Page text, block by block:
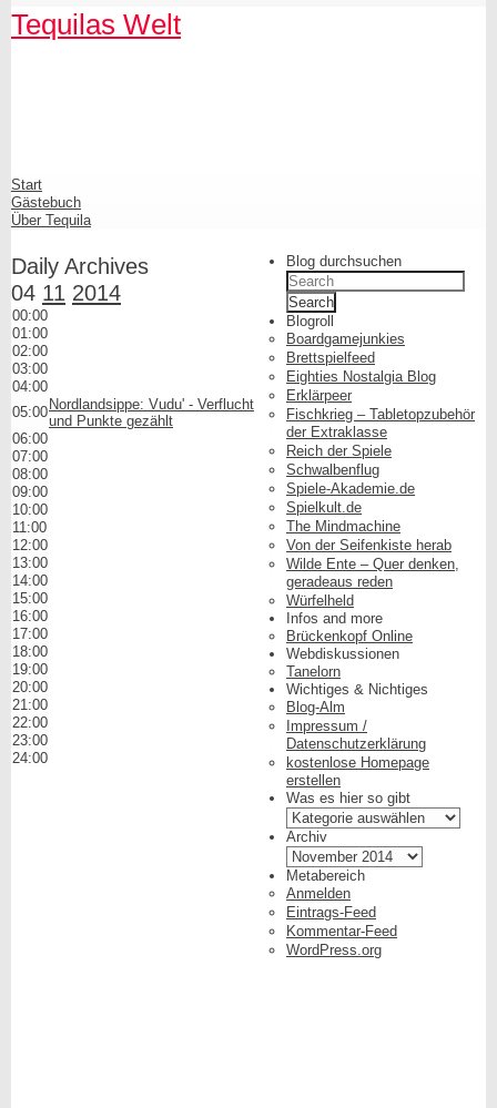
Tequilas Welt
Shrunk
Expand
Primary
Navigation
Start
Gästebuch
Über Tequila
Daily Archives
04 11 2014
00:00
01:00
02:00
03:00
04:00
05:00 Nordlandsippe: Vudu' - Verflucht
und Punkte gezählt
06:00
07:00
08:00
09:00
10:00
11:00
12:00
13:00
14:00
15:00
16:00
17:00
18:00
19:00
20:00
21:00
22:00
23:00
24:00
Blog durchsuchen
Search
for:
Blogroll
Boardgamejunkies
Brettspielfeed
Eighties Nostalgia Blog
Erklärpeer
Fischkrieg – Tabletopzubehör
der Extraklasse
Reich der Spiele
Schwalbenflug
Spiele-Akademie.de
Spielkult.de
The Mindmachine
Von der Seifenkiste herab
Wilde Ente – Quer denken,
geradeaus reden
Würfelheld
Infos and more
Brückenkopf Online
Webdiskussionen
Tanelorn
Wichtiges & Nichtiges
Blog-Alm
Impressum /
Datenschutzerklärung
kostenlose Homepage
erstellen
Was es hier so gibt
Was
es
hier
so
gibt
Archiv
Archiv
Metabereich
Anmelden
Eintrags-Feed
Kommentar-Feed
WordPress.org